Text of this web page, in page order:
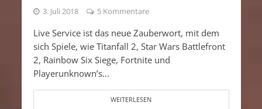
3. Juli 2018 5 Kommentare
Live Service ist das neue Zauberwort, mit dem
sich Spiele, wie Titanfall 2, Star Wars Battlefront
2, Rainbow Six Siege, Fortnite und
Playerunknown’s...
WEITERLESEN